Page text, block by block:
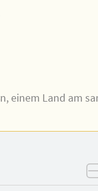
einem Land am